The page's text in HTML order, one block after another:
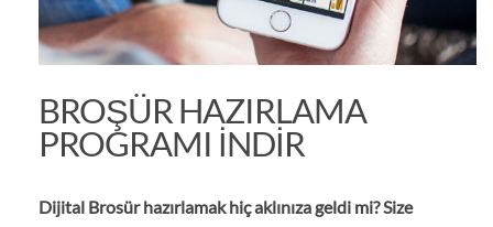
BROŞÜR HAZIRLAMA
PROGRAMI INDIR
Dijital Brosür hazırlamak hiç aklınıza geldi mi? Size